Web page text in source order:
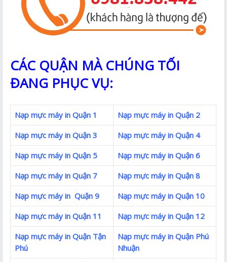
CÁC QUẬN MÀ CHÚNG TỐI
ĐANG PHỤC VỤ:
Nạp mực máy in Quận 1
Nạp mực máy in Quận 2
Nạp mực máy in Quận 3
Nạp mực máy in Quận 4
Nạp mực máy in Quận 5
Nạp mực máy in Quận 6
Nạp mực máy in Quận 7
Nạp mực máy in Quận 8
Nạp mực máy in Quận 9
Nạp mực máy in Quận 10
Nạp mực máy in Quận 11
Nạp mực máy in Quận 12
Nạp mực máy in Quận Tận
Phú
Nạp mực máy in Quận Phú
Nhuận